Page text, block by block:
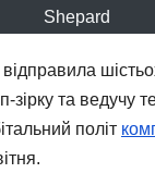
Shepard
зірку та ведучу
політ